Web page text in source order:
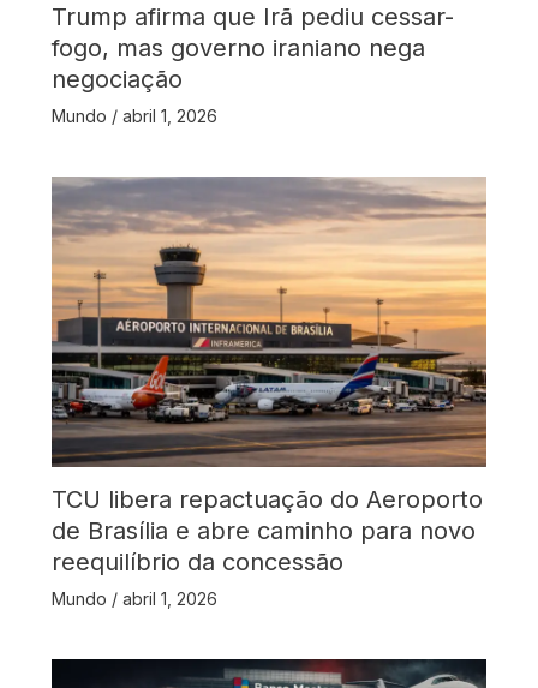
Trump afirma que Irã pediu cessar-
fogo, mas governo iraniano nega
negociação
Mundo / abril 1, 2026
TCU libera repactuação do Aeroporto
de Brasília e abre caminho para novo
reequilíbrio da concessão
Mundo / abril 1, 2026